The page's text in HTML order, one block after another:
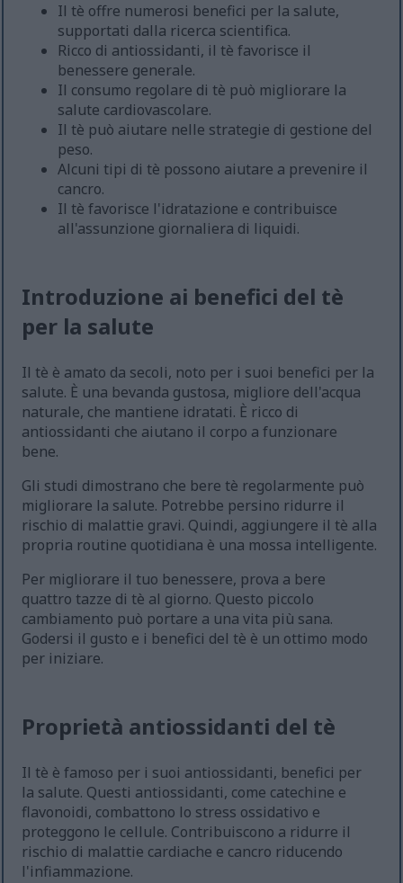
Il tè offre numerosi benefici per la salute,
supportati dalla ricerca scientifica.
Ricco di antiossidanti, il tè favorisce il
benessere generale.
Il consumo regolare di tè può migliorare la
salute cardiovascolare.
Il tè può aiutare nelle strategie di gestione del
peso.
Alcuni tipi di tè possono aiutare a prevenire il
cancro.
Il tè favorisce l'idratazione e contribuisce
all'assunzione giornaliera di liquidi.
Introduzione ai benefici del tè
per la salute
Il tè è amato da secoli, noto per i suoi benefici per la
salute. È una bevanda gustosa, migliore dell'acqua
naturale, che mantiene idratati. È ricco di
antiossidanti che aiutano il corpo a funzionare
bene.
Gli studi dimostrano che bere tè regolarmente può
migliorare la salute. Potrebbe persino ridurre il
rischio di malattie gravi. Quindi, aggiungere il tè alla
propria routine quotidiana è una mossa intelligente.
Per migliorare il tuo benessere, prova a bere
quattro tazze di tè al giorno. Questo piccolo
cambiamento può portare a una vita più sana.
Godersi il gusto e i benefici del tè è un ottimo modo
per iniziare.
Proprietà antiossidanti del tè
Il tè è famoso per i suoi antiossidanti, benefici per
la salute. Questi antiossidanti, come catechine e
flavonoidi, combattono lo stress ossidativo e
proteggono le cellule. Contribuiscono a ridurre il
rischio di malattie cardiache e cancro riducendo
l'infiammazione.